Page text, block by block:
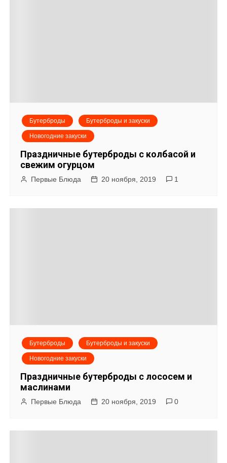
Бутерброды Бутерброды и закуски
Новогодние закуски
Праздничные бутерброды с колбасой и
свежим огурцом
Первые Блюда 20 ноября, 2019 1
Бутерброды Бутерброды и закуски
Новогодние закуски
Праздничные бутерброды с лососем и
маслинами
Первые Блюда 20 ноября, 2019 0